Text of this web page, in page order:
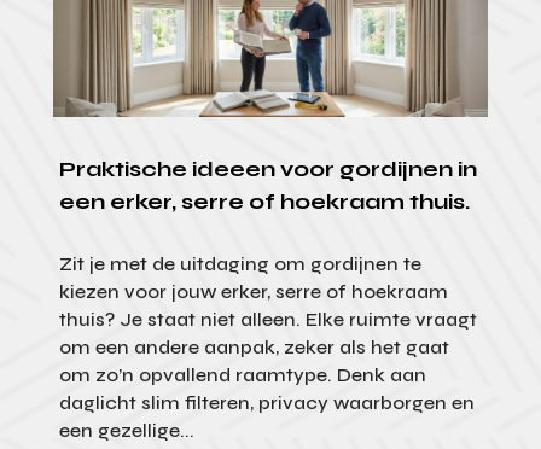
Praktische ideeen voor gordijnen in
een erker, serre of hoekraam thuis.
Zit je met de uitdaging om gordijnen te
kiezen voor jouw erker, serre of hoekraam
thuis? Je staat niet alleen. Elke ruimte vraagt
om een andere aanpak, zeker als het gaat
om zo’n opvallend raamtype. Denk aan
daglicht slim filteren, privacy waarborgen en
een gezellige...